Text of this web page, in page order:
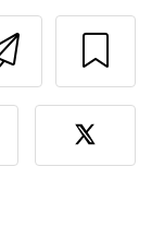
de